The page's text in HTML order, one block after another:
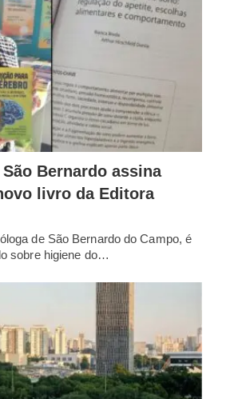
Bernardo assina
livro da Editora
de São Bernardo do Campo, é
sobre higiene do…